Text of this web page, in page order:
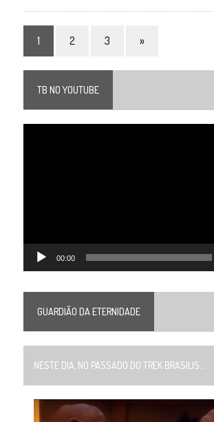
1 2 3 »
TB NO YOUTUBE
00:00
GUARDIÃO DA ETERNIDADE
NESTE DIA, NO PASSADO DO TREK BRASILIS...